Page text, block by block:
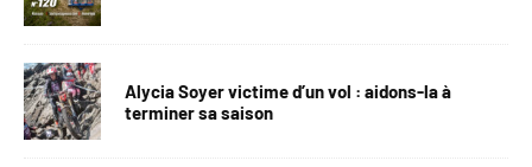
Alycia Soyer victime d’un vol : aidons-la à
terminer sa saison